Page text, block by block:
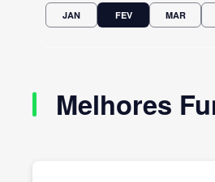
JAN FEV MAR
Melhores